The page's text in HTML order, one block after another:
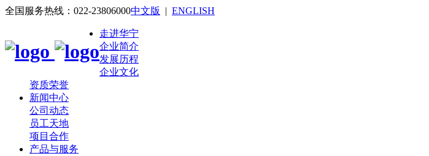
全国服务热线：022-23806000中文版 | ENGLISH
走进华宁
企业简介
发展历程
企业文化
资质荣誉
新闻中心
公司动态
员工天地
项目合作
产品与服务